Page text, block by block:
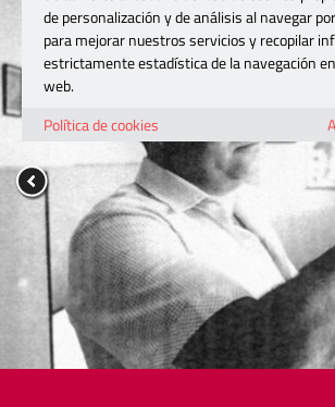
de personalización y de análisis al navegar
para mejorar nuestros servicios y recopilar
estrictamente estadística de la navegación
web.
Política de cookies